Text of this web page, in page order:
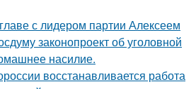
с лидером партии Алексеем
законопроект об уголовной
насилие.
восстанавливается работа